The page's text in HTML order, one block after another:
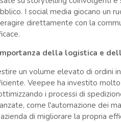
I social media giocano un
direttamente con la
della logistica e
un volume elevato di ordini
Veepee ha investito
i processi di
come l'automazione dei
di migliorare la propria